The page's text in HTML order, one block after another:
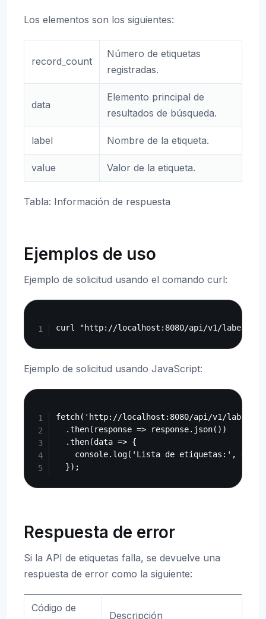
Los elementos son los siguientes:
record_count
Número de etiquetas
registradas.
data
Elemento principal de
resultados de búsqueda.
label Nombre de la etiqueta.
value Valor de la etiqueta.
Tabla: Información de respuesta
Ejemplos de uso
Ejemplo de solicitud usando el comando curl:
Ejemplo de solicitud usando JavaScript:
fetch('http://localhost:8080/api/v1/labels')
  .then(response => response.json())
  .then(data => {
console.log('Lista de etiquetas:',
Respuesta de error
Si la API de etiquetas falla, se devuelve una
respuesta de error como la siguiente:
Código de
Descripción